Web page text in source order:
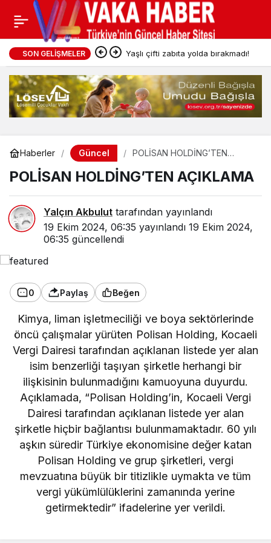
SON GELIŞMELER Yaşlı çifti zabıta yolda bırakmadı!
Haberler Güncel
POLİSAN HOLDİNG’TEN
POLİSAN HOLDİNG’TEN AÇIKLAMA
Yalçın Akbulut tarafından yayınlandı
19 Ekim 2024, 06:35 yayınlandı 19 Ekim 2024,
06:35 güncellendi
0 Paylaş Beğen
Kimya, liman işletmeciliği ve boya sektörlerinde
öncü çalışmalar yürüten Polisan Holding, Kocaeli
Vergi Dairesi tarafından açıklanan listede yer alan
isim benzerliği taşıyan şirketle herhangi bir
ilişkisinin bulunmadığını kamuoyuna duyurdu.
Açıklamada, “Polisan Holding’in, Kocaeli Vergi
Dairesi tarafından açıklanan listede yer alan
şirketle hiçbir bağlantısı bulunmamaktadır. 60 yılı
aşkın süredir Türkiye ekonomisine değer katan
Polisan Holding ve grup şirketleri, vergi
mevzuatına büyük bir titizlikle uymakta ve tüm
vergi yükümlülüklerini zamanında yerine
getirmektedir” ifadelerine yer verildi.